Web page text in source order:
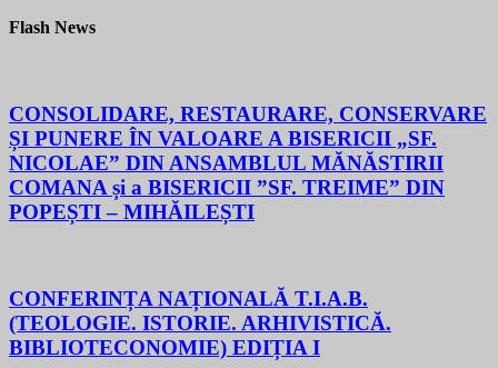
Flash News
CONSOLIDARE, RESTAURARE, CONSERVARE
ȘI PUNERE ÎN VALOARE A BISERICII „SF.
NICOLAE” DIN ANSAMBLUL MĂNĂSTIRII
COMANA și a BISERICII ”SF. TREIME” DIN
POPEȘTI – MIHĂILEȘTI
CONFERINȚA NAȚIONALĂ T.I.A.B.
(TEOLOGIE. ISTORIE. ARHIVISTICĂ.
BIBLIOTECONOMIE) EDIȚIA I